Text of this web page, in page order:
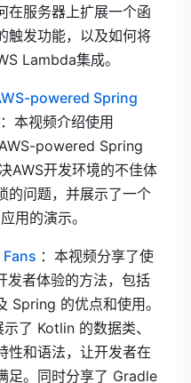
在服务器上扩展一个函
触发功能，以及如何将
Lambda集成。
powered Spring
(opens new window)
：本视频介绍使用
powered Spring
AWS开发环境的不佳体
的问题，并展示了一个
用的演示。
(opens new window)
：本视频分享了使
者体验的方法，包括
Spring 的优点和使用。
了 Kotlin 的数据类、
性和语法，让开发者在
足。同时分享了 Gradle